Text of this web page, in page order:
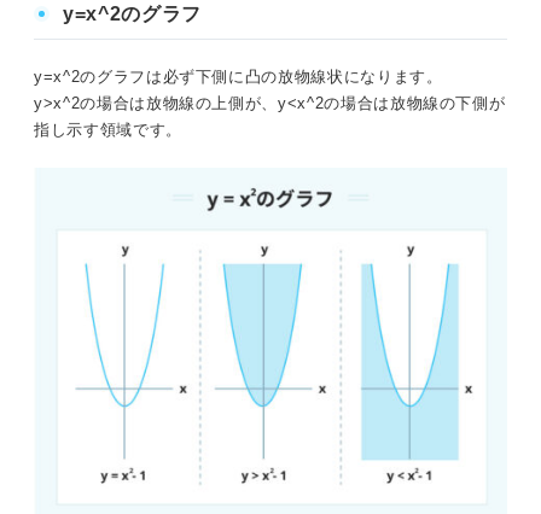
y=x^2のグラフ
y=x^2のグラフは必ず下側に凸の放物線状になります。
y>x^2の場合は放物線の上側が、y<x^2の場合は放物線の下側が
指し示す領域です。